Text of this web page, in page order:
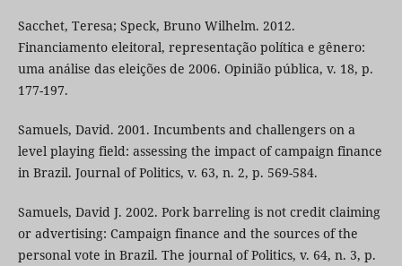
Sacchet, Teresa; Speck, Bruno Wilhelm. 2012.
Financiamento eleitoral, representação política e gênero:
uma análise das eleições de 2006. Opinião pública, v. 18, p.
177-197.
Samuels, David. 2001. Incumbents and challengers on a
level playing field: assessing the impact of campaign finance
in Brazil. Journal of Politics, v. 63, n. 2, p. 569-584.
Samuels, David J. 2002. Pork barreling is not credit claiming
or advertising: Campaign finance and the sources of the
personal vote in Brazil. The journal of Politics, v. 64, n. 3, p.